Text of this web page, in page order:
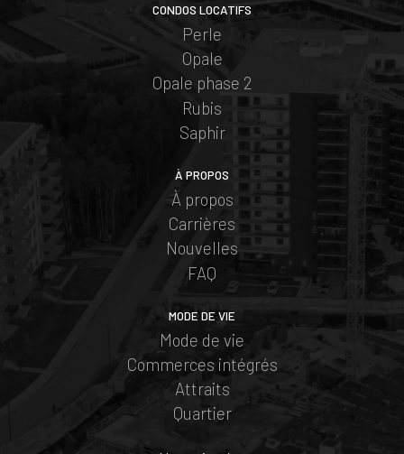
CONDOS LOCATIFS
Perle
Opale
Opale phase 2
Rubis
Saphir
À PROPOS
À propos
Carrières
Nouvelles
FAQ
MODE DE VIE
Mode de vie
Commerces intégrés
Attraits
Quartier